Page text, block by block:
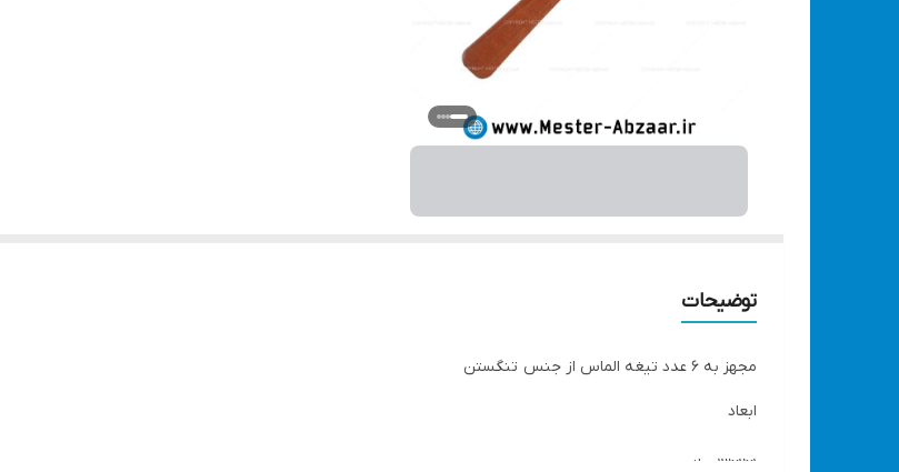
توضیحات
مجهز به ۶ عدد تیغه الماس از جنس تنگستن
ابعاد
۱۳x۲x۱ سانتی‌متر